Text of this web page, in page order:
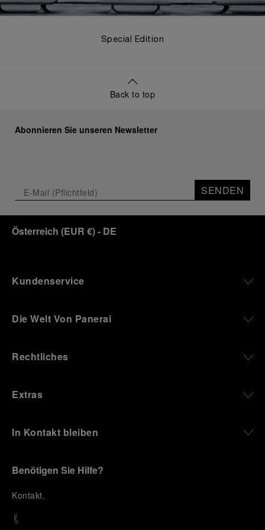
Special Edition
Back to top
Abonnieren Sie unseren Newsletter
SENDEN
Österreich (EUR €)- DE
Kundenservice
Die Welt Von Panerai
Rechtliches
Extras
In Kontakt bleiben
Benötigen Sie Hilfe?
Kontakt.